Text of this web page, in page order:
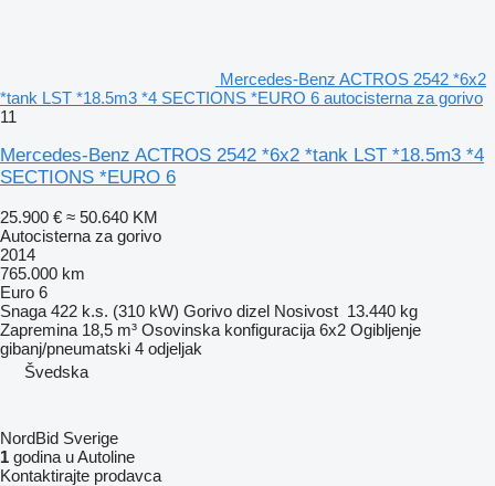
Mercedes-Benz ACTROS 2542 *6x2
*tank LST *18.5m3 *4 SECTIONS *EURO 6 autocisterna za gorivo
11
Mercedes-Benz ACTROS 2542 *6x2 *tank LST *18.5m3 *4
SECTIONS *EURO 6
25.900 € ≈ 50.640 KM
Autocisterna za gorivo
2014
765.000 km
Euro 6
Snaga 422 k.s. (310 kW) Gorivo dizel Nosivost 13.440 kg
Zapremina 18,5 m³ Osovinska konfiguracija 6x2 Ogibljenje
gibanj/pneumatski 4 odjeljak
Švedska
NordBid Sverige
1 godina u Autoline
Kontaktirajte prodavca